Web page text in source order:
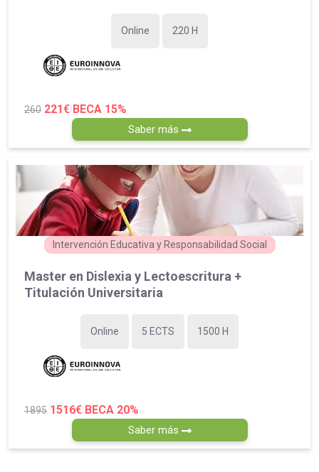
Online 220 H
260 221€ BECA 15%
Saber más
Intervención Educativa y Responsabilidad Social
Master en Dislexia y Lectoescritura +
Titulación Universitaria
Online 5 ECTS 1500 H
1895 1516€ BECA 20%
Saber más